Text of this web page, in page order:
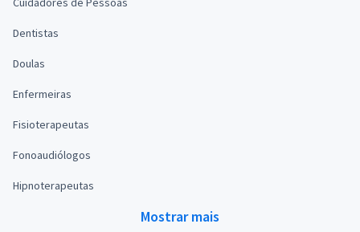
Dentistas
Doulas
Enfermeiras
Fisioterapeutas
Fonoaudiólogos
Hipnoterapeutas
Mostrar mais